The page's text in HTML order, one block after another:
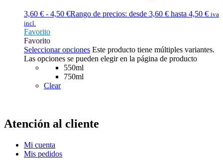
3,60 € - 4,50 €Rango de precios: desde 3,60 € hasta 4,50 € iva
incl.
Favorito
Favorito
Seleccionar opciones Este producto tiene múltiples variantes.
Las opciones se pueden elegir en la página de producto
550ml
750ml
Clear
Atención al cliente
Mi cuenta
Mis pedidos